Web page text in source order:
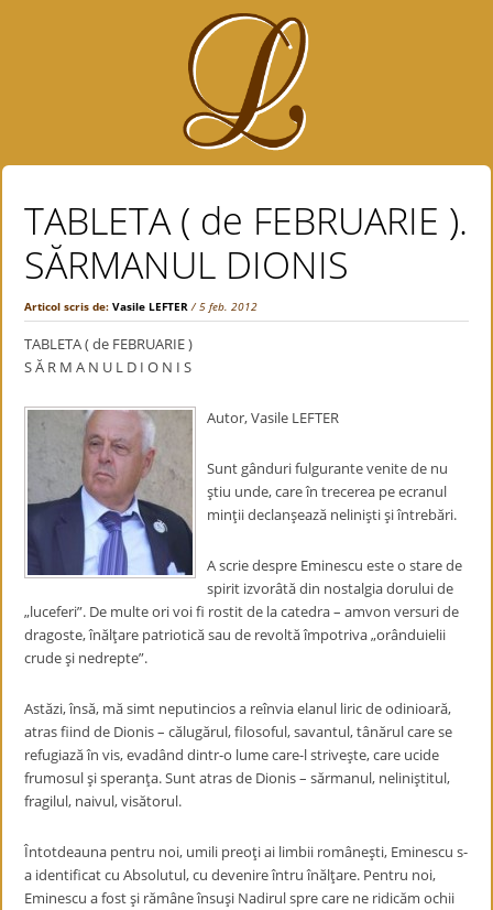
TABLETA ( de FEBRUARIE ).
SĂRMANUL DIONIS
Articol scris de:Vasile LEFTER / 5 feb. 2012
TABLETA ( de FEBRUARIE )
S Ă R M A N U L D I O N I S
Autor, Vasile LEFTER
Sunt gânduri fulgurante venite de nu
ştiu unde, care în trecerea pe ecranul
minţii declanşează nelinişti şi întrebări.
A scrie despre Eminescu este o stare de
spirit izvorâtă din nostalgia dorului de
„luceferi”. De multe ori voi fi rostit de la catedra – amvon versuri de
dragoste, înălţare patriotică sau de revoltă împotriva „orânduielii
crude şi nedrepte”.
Astăzi, însă, mă simt neputincios a reînvia elanul liric de odinioară,
atras fiind de Dionis – călugărul, filosoful, savantul, tânărul care se
refugiază în vis, evadând dintr-o lume care-l striveşte, care ucide
frumosul şi speranţa. Sunt atras de Dionis – sărmanul, neliniştitul,
fragilul, naivul, visătorul.
Întotdeauna pentru noi, umili preoţi ai limbii româneşti, Eminescu s-
a identificat cu Absolutul, cu devenire întru înălţare. Pentru noi,
Eminescu a fost şi rămâne însuşi Nadirul spre care ne ridicăm ochii